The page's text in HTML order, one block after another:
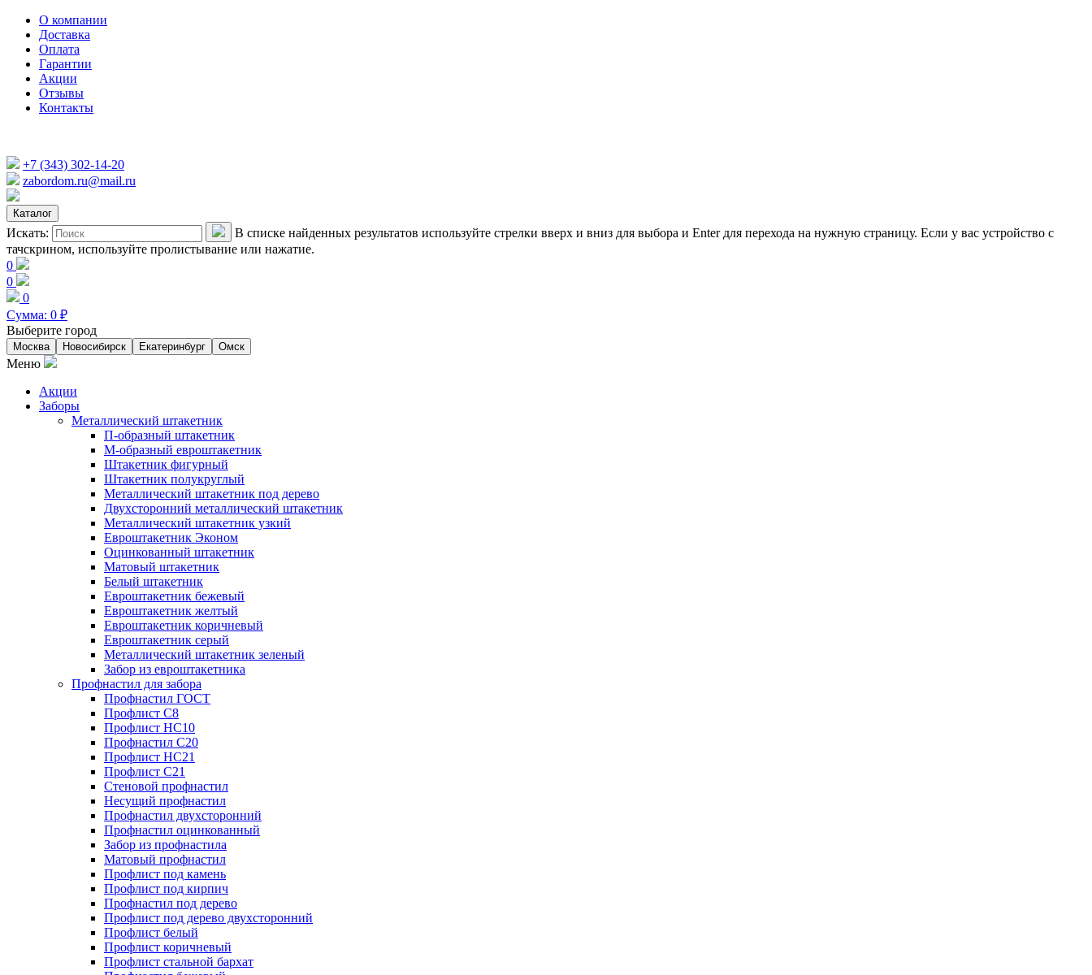
О компании
Доставка
Оплата
Гарантии
Акции
Отзывы
Контакты
+7 (343) 302-14-20
zabordom.ru@mail.ru
Каталог
Искать:
В списке найденных результатов используйте стрелки вверх и вниз для выбора и Enter для перехода на нужную страницу. Если у вас устройство с
тачскрином, используйте пролистывание или нажатие.
0
0
0
Сумма: 0 ₽
Выберите город
Москва Новосибирск Екатеринбург Омск
Меню
Акции
Заборы
Металлический штакетник
П-образный штакетник
М-образный евроштакетник
Штакетник фигурный
Штакетник полукруглый
Металлический штакетник под дерево
Двухсторонний металлический штакетник
Металлический штакетник узкий
Евроштакетник Эконом
Оцинкованный штакетник
Матовый штакетник
Белый штакетник
Евроштакетник бежевый
Евроштакетник желтый
Евроштакетник коричневый
Евроштакетник серый
Металлический штакетник зеленый
Забор из евроштакетника
Профнастил для забора
Профнастил ГОСТ
Профлист С8
Профлист НС10
Профнастил С20
Профлист НС21
Профлист С21
Стеновой профнастил
Несущий профнастил
Профнастил двухсторонний
Профнастил оцинкованный
Забор из профнастила
Матовый профнастил
Профлист под камень
Профлист под кирпич
Профнастил под дерево
Профлист под дерево двухсторонний
Профлист белый
Профлист коричневый
Профлист стальной бархат